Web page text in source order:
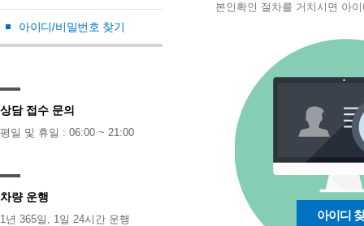
아이디/비밀번호 찾기
상담 접수 문의
평일 및 휴일 : 06:00 ~ 21:00
차량 운행
1년 365일, 1일 24시간 운행
본인확인 절차를 거치시면 아
아이디